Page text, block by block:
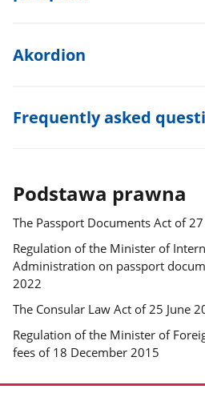
Akordion
Frequently asked
Podstawa prawna
The Passport Documents Act of
Regulation of the Minister of
Administration on passport
2022
The Consular Law Act of 25 June
Regulation of the Minister of
fees of 18 December 2015